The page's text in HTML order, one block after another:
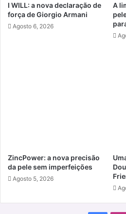
I WILL: a nova declaração de
força de Giorgio Armani
Agosto 6, 2026
A
ZincPower: a nova precisão
da pele sem imperfeições
Agosto 5, 2026